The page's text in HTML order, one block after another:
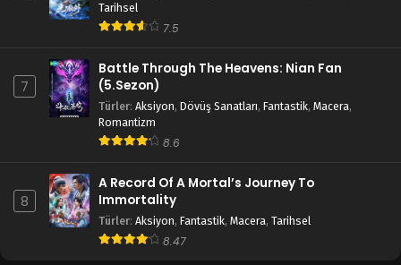
Tarihsel
7.5
7
Battle Through The Heavens: Nian Fan
(5.Sezon)
Türler: Aksiyon, Dövüş Sanatları, Fantastik, Macera,
Romantizm
8.6
8
A Record Of A Mortal’s Journey To
Immortality
Türler: Aksiyon, Fantastik, Macera, Tarihsel
8.47